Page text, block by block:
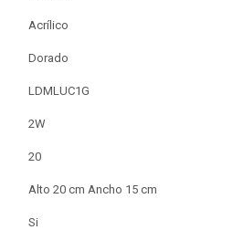
Acrílico
Dorado
LDMLUC1G
2W
20
Alto 20 cm Ancho 15 cm
Si